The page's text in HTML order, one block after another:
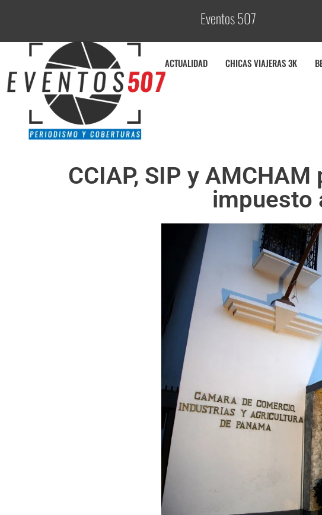
Eventos 507C
ACTUALIDAD CHICAS VIAJERAS 3K
CCIAP, SIP y
impuesto